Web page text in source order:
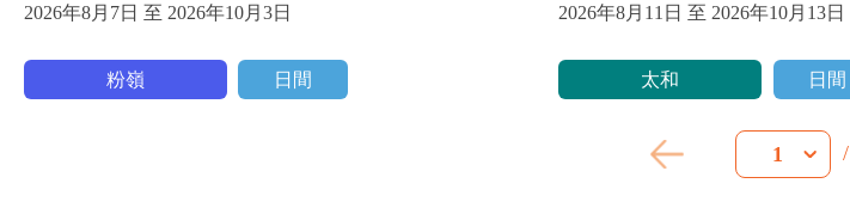
2026年8月7日 至 2026年10月3日
粉嶺 日間
2026年8月11日 至 2026年10月13日
太和 日間
1 /